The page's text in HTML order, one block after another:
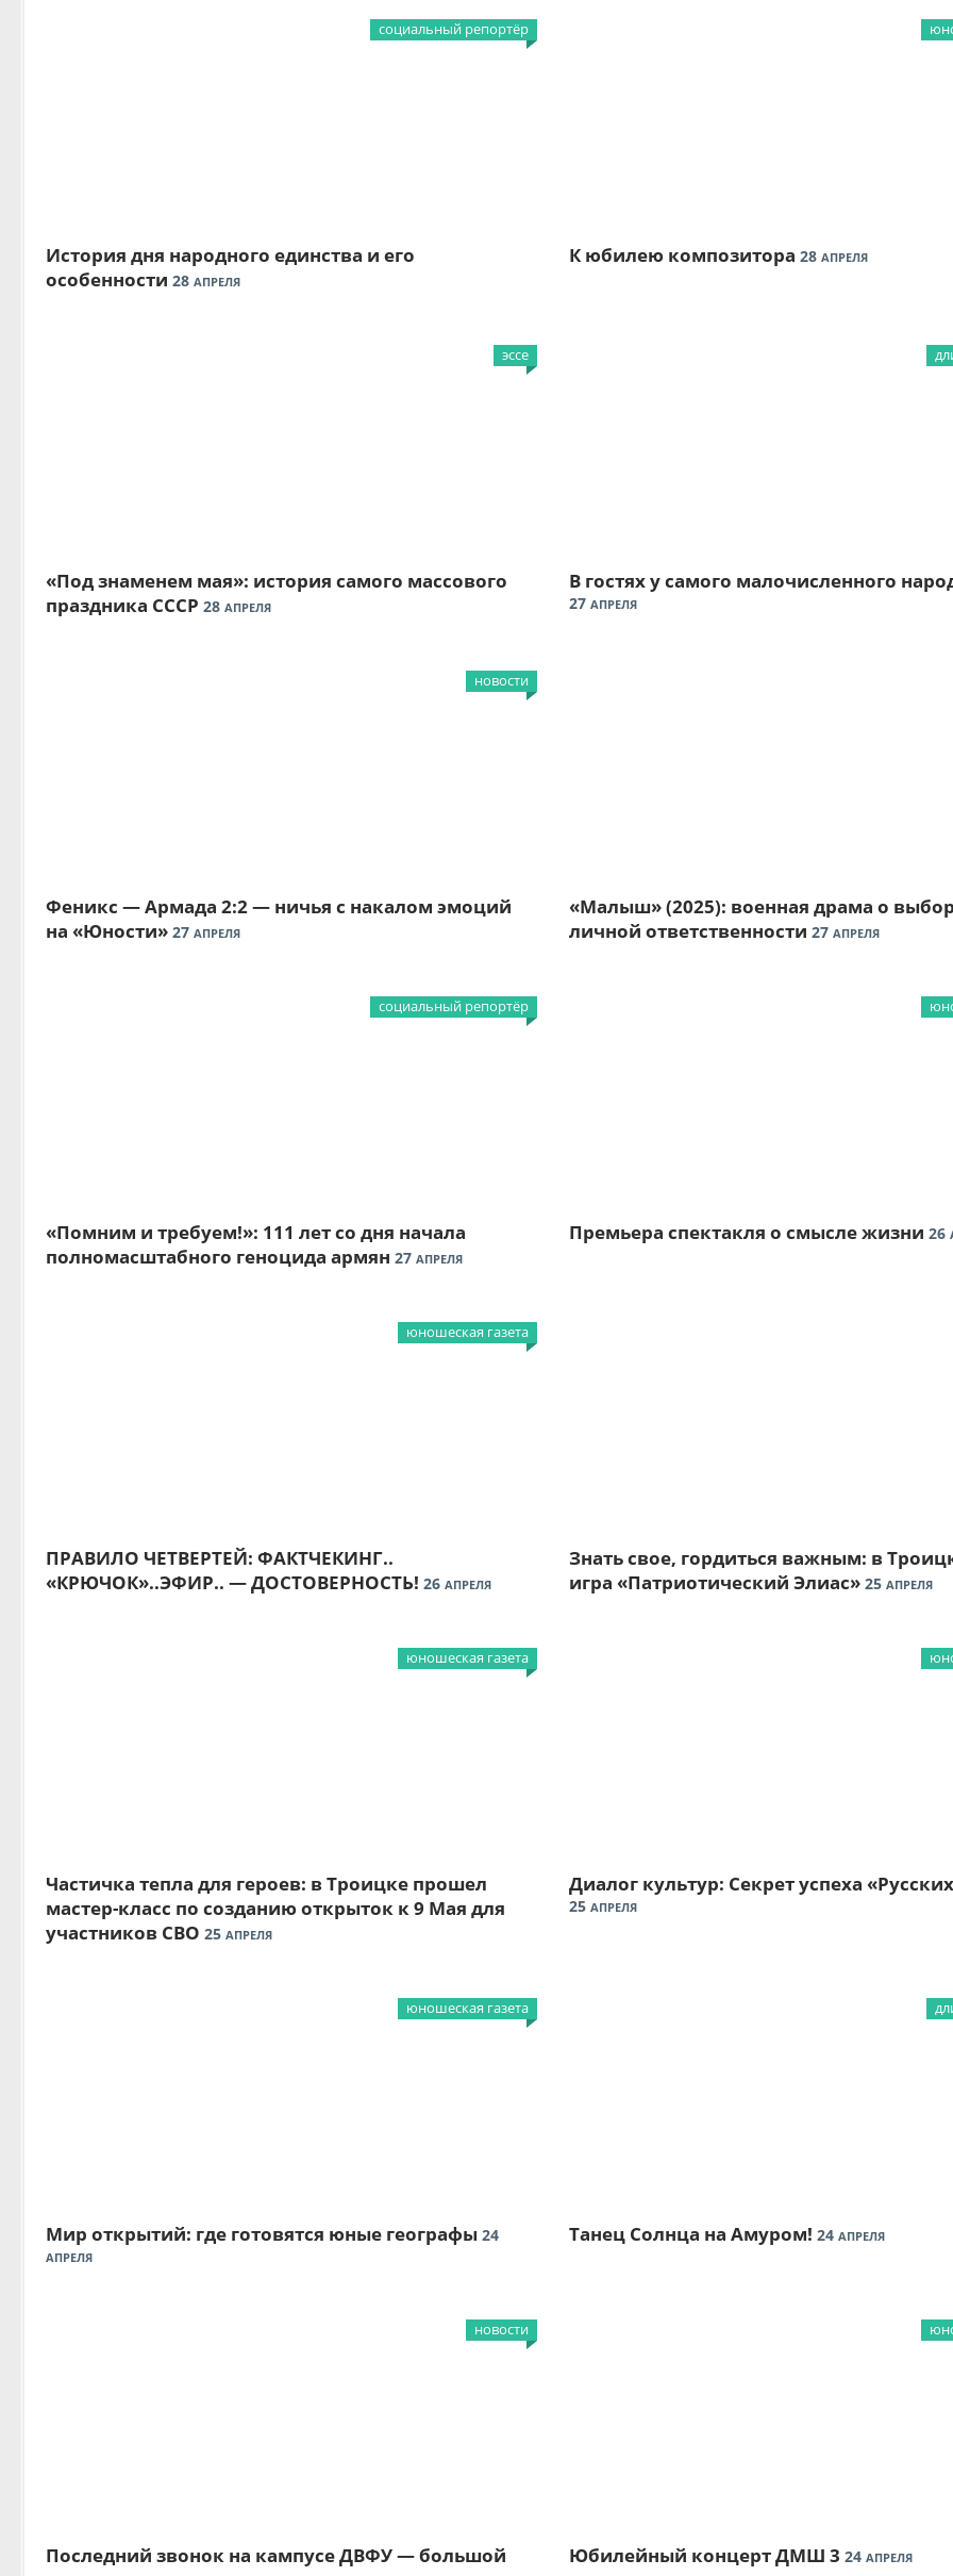
социальный репортёр
История дня народного единства и его
особенности 28 АПРЕЛЯ
К юбилею композитора 28 АПРЕЛЯ
эссе
«Под знаменем мая»: история самого массового
праздника СССР 28 АПРЕЛЯ
В гостях у самого малочисленного
27 АПРЕЛЯ
новости
Феникс — Армада 2:2 — ничья с накалом эмоций
на «Юности» 27 АПРЕЛЯ
«Малыш» (2025): военная драма о
личной ответственности 27 АПРЕЛЯ
социальный репортёр
«Помним и требуем!»: 111 лет со дня начала
полномасштабного геноцида армян 27 АПРЕЛЯ
Премьера спектакля о смысле жизни 26
юношеская газета
ПРАВИЛО ЧЕТВЕРТЕЙ: ФАКТЧЕКИНГ..
«КРЮЧОК»..ЭФИР.. — ДОСТОВЕРНОСТЬ! 26 АПРЕЛЯ
Знать свое, гордиться важным: в
игра «Патриотический Элиас» 25 АПРЕЛЯ
юношеская газета
Частичка тепла для героев: в Троицке прошел
мастер-класс по созданию открыток к 9 Мая для
участников СВО 25 АПРЕЛЯ
Диалог культур: Секрет успеха
25 АПРЕЛЯ
юношеская газета
Мир открытий: где готовятся юные географы 24
АПРЕЛЯ
Танец Солнца на Амуром! 24 АПРЕЛЯ
новости
Последний звонок на кампусе ДВФУ — большой
Юбилейный концерт ДМШ 3 24 АПРЕЛЯ